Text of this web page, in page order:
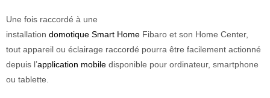
Une fois raccordé à une
installation domotique Smart Home Fibaro et son Home Center,
tout appareil ou éclairage raccordé pourra être facilement actionné
depuis l’application mobile disponible pour ordinateur, smartphone
ou tablette.